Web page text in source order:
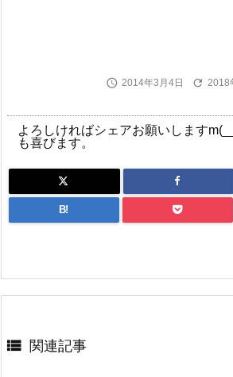
 2014年3月4日  2018
よろしければシェアお願いします
も喜びます。
B!
 関連記事